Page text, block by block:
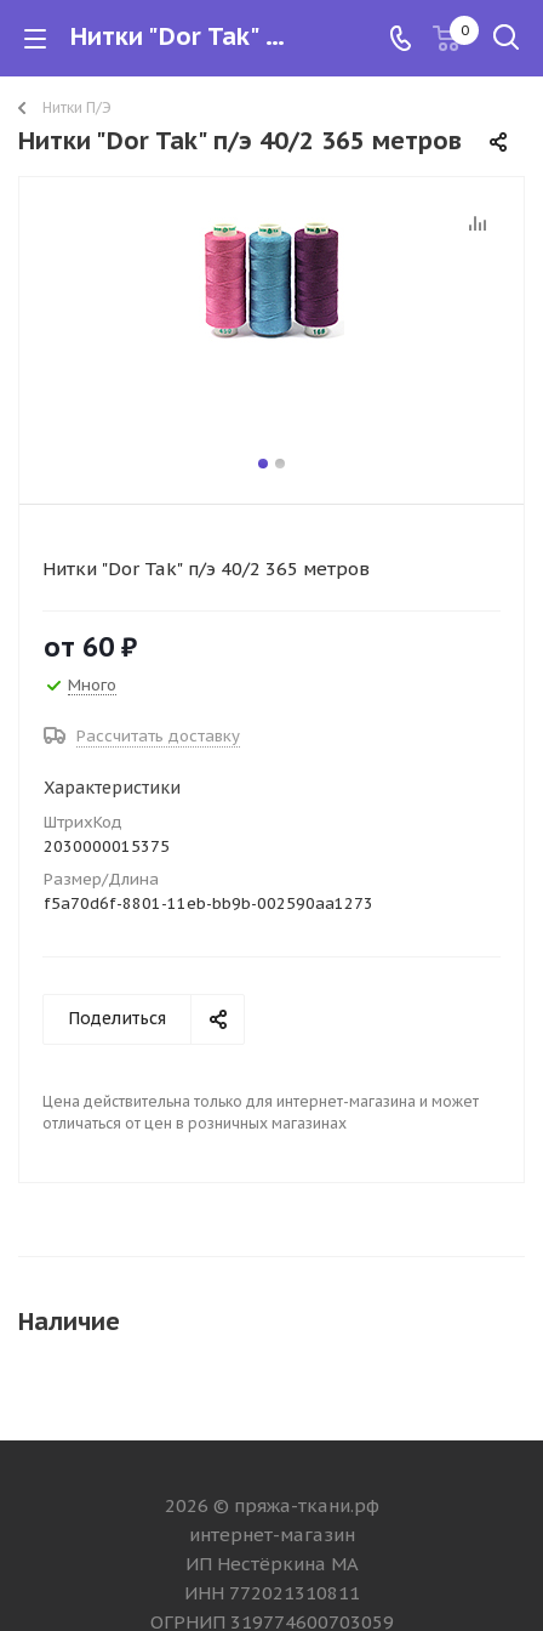
Нитки "Dor Tak" п/э 40/2 365 метров 0
Нитки П/Э
Нитки "Dor Tak" п/э 40/2 365 метров
Нитки "Dor Tak" п/э 40/2 365 метров
от 60 ₽
Много
Рассчитать доставку
Характеристики
ШтрихКод
2030000015375
Размер/Длина
f5a70d6f-8801-11eb-bb9b-002590aa1273
Поделиться
Цена действительна только для интернет-магазина и может
отличаться от цен в розничных магазинах
Наличие
2026 © пряжа-ткани.рф
интернет-магазин
ИП Нестёркина МА
ИНН 772021310811
ОГРНИП 319774600703059